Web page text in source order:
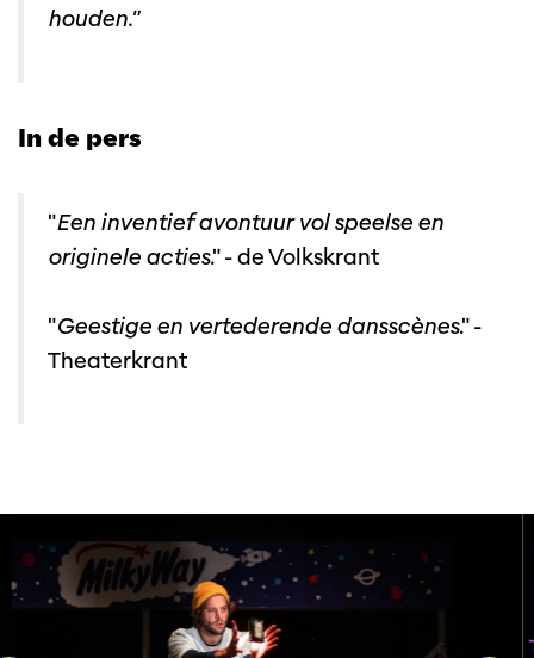
houden."
In de pers
"Een inventief avontuur vol speelse en
originele acties." - de Volkskrant
"Geestige en vertederende dansscènes." -
Theaterkrant